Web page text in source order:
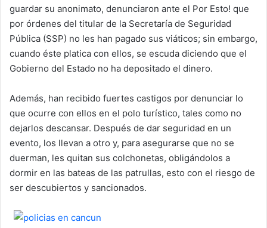
guardar su anonimato, denunciaron ante el Por Esto! que
por órdenes del titular de la Secretaría de Seguridad
Pública (SSP) no les han pagado sus viáticos; sin embargo,
cuando éste platica con ellos, se escuda diciendo que el
Gobierno del Estado no ha depositado el dinero.
Además, han recibido fuertes castigos por denunciar lo
que ocurre con ellos en el polo turístico, tales como no
dejarlos descansar. Después de dar seguridad en un
evento, los llevan a otro y, para asegurarse que no se
duerman, les quitan sus colchonetas, obligándolos a
dormir en las bateas de las patrullas, esto con el riesgo de
ser descubiertos y sancionados.